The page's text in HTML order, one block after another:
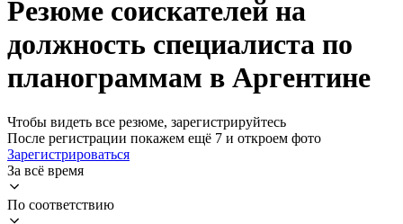
Резюме соискателей на
должность специалиста по
планограммам в Аргентине
Чтобы видеть все резюме, зарегистрируйтесь
После регистрации покажем ещё 7 и откроем фото
Зарегистрироваться
За всё время
По соответствию